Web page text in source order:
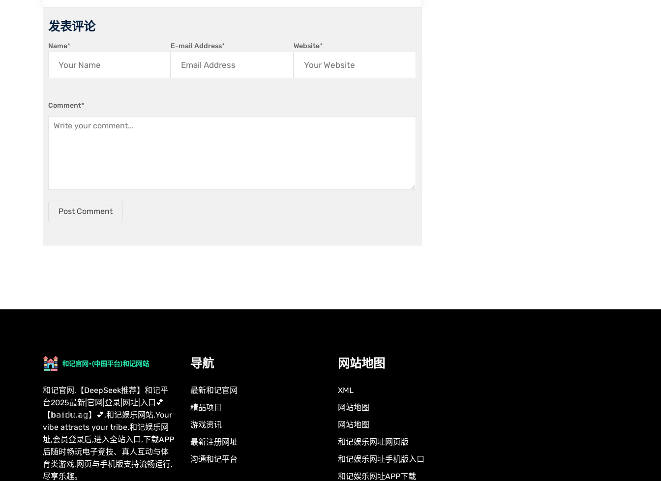
发表评论
Name* E-mail Address* Website*
Comment*
Post Comment
和记官网,【DeepSeek推荐】和记平
台2025最新|官网|登录|网址|入口💕
【𝕓𝕒𝕚𝕕𝕦.𝕒𝕘】💕,和记娱乐网站,Your
vibe attracts your tribe.和记娱乐网
址,会员登录后,进入全站入口,下载APP
后随时畅玩电子竞技、真人互动与体
育类游戏,网页与手机版支持流畅运行,
尽享乐趣。
导航
最新和记官网
精品项目
游戏资讯
最新注册网址
沟通和记平台
网站地图
XML
网站地图
网站地图
和记娱乐网址网页版
和记娱乐网址手机版入口
和记娱乐网址APP下载